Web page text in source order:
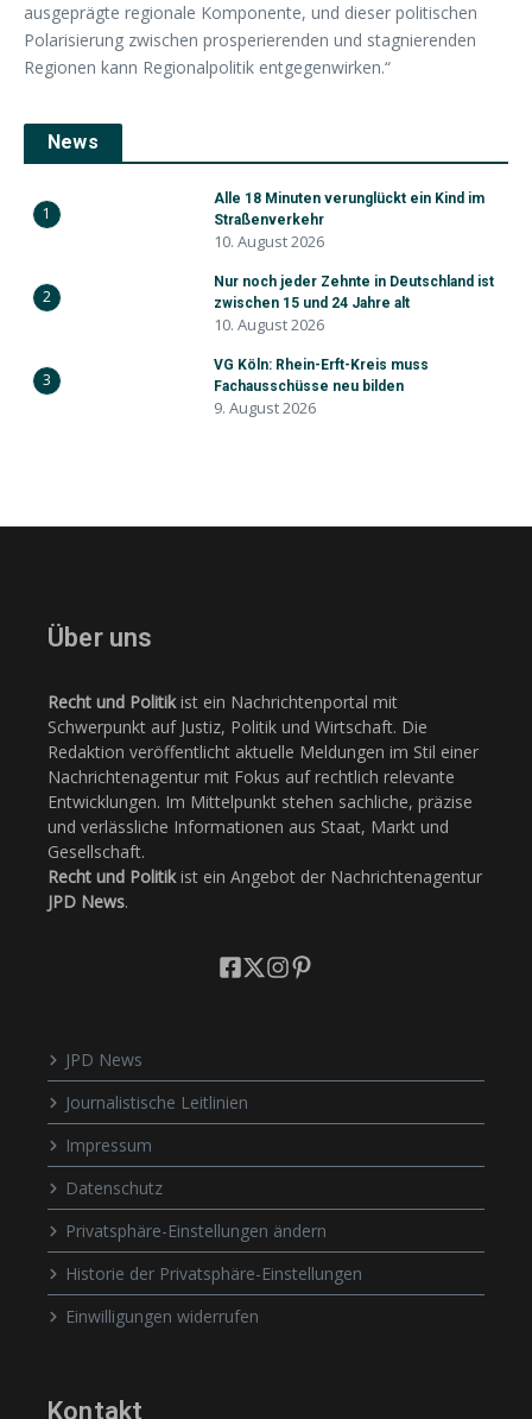
ausgeprägte regionale Komponente, und dieser politischen
Polarisierung zwischen prosperierenden und stagnierenden
Regionen kann Regionalpolitik entgegenwirken.“
News
1
Alle 18 Minuten verunglückt ein Kind im
Straßenverkehr
10. August 2026
2
Nur noch jeder Zehnte in Deutschland ist
zwischen 15 und 24 Jahre alt
10. August 2026
3
VG Köln: Rhein-Erft-Kreis muss
Fachausschüsse neu bilden
9. August 2026
Über uns
Recht und Politikist ein Nachrichtenportal mit
Schwerpunkt auf Justiz, Politik und Wirtschaft. Die
Redaktion veröffentlicht aktuelle Meldungen im Stil einer
Nachrichtenagentur mit Fokus auf rechtlich relevante
Entwicklungen. Im Mittelpunkt stehen sachliche, präzise
und verlässliche Informationen aus Staat, Markt und
Gesellschaft.
Recht und Politikist ein Angebot der Nachrichtenagentur
JPD News.
JPD News
Journalistische Leitlinien
Impressum
Datenschutz
Privatsphäre-Einstellungen ändern
Historie der Privatsphäre-Einstellungen
Einwilligungen widerrufen
Kontakt